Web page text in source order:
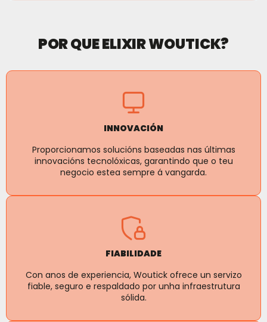
POR QUE ELIXIR WOUTICK?
INNOVACIÓN
Proporcionamos solucións baseadas nas últimas
innovacións tecnolóxicas, garantindo que o teu
negocio estea sempre á vangarda.
FIABILIDADE
Con anos de experiencia, Woutick ofrece un servizo
fiable, seguro e respaldado por unha infraestrutura
sólida.